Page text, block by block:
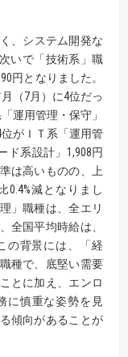
、システム開発な
いで「技術系」職
円となりました。
（7月）に4位だっ
運用管理・保守」
がＩＴ系「運用管
ド系設計」1,908円
は高いものの、上
減となりまし
」職種は、全エリ
全国平均時給は、
の背景には、「経
種で、底堅い需要
とに加え、エンロ
に慎重な姿勢を見
傾向があることが